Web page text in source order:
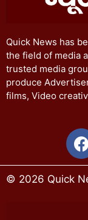
Quick News has
the field of media
trusted media
produce
films, Video
© 2026 Quick